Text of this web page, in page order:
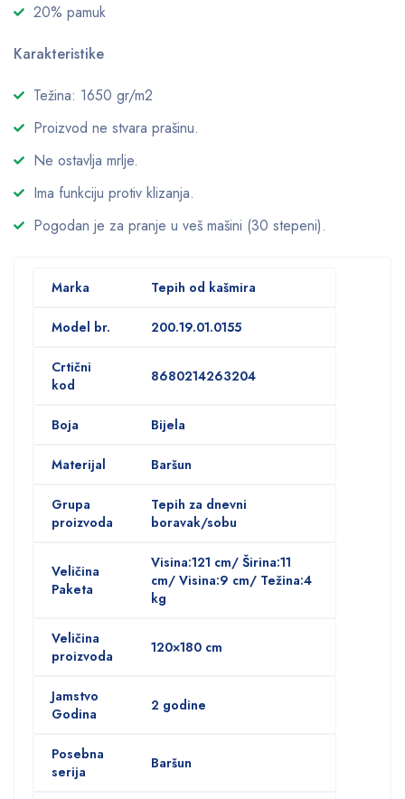
20% pamuk
Karakteristike
Težina: 1650 gr/m2
Proizvod ne stvara prašinu.
Ne ostavlja mrlje.
Ima funkciju protiv klizanja.
Pogodan je za pranje u veš mašini (30 stepeni).
Marka Tepih od kašmira
Model br. 200.19.01.0155
Crtični
kod
8680214263204
Boja Bijela
Materijal Baršun
Grupa
proizvoda
Tepih za dnevni
boravak/sobu
Veličina
Paketa
Visina:121 cm/ Širina:11
cm/ Visina:9 cm/ Težina:4
kg
Veličina
proizvoda
120×180 cm
Jamstvo
Godina
2 godine
Posebna
serija
Baršun